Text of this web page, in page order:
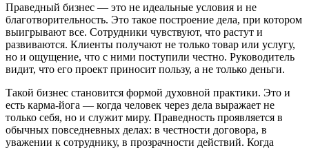
Праведный бизнес — это не идеальные условия и не
благотворительность. Это такое построение дела, при котором
выигрывают все. Сотрудники чувствуют, что растут и
развиваются. Клиенты получают не только товар или услугу,
но и ощущение, что с ними поступили честно. Руководитель
видит, что его проект приносит пользу, а не только деньги.
Такой бизнес становится формой духовной практики. Это и
есть карма-йога — когда человек через дела выражает не
только себя, но и служит миру. Праведность проявляется в
обычных повседневных делах: в честности договора, в
уважении к сотруднику, в прозрачности действий. Когда